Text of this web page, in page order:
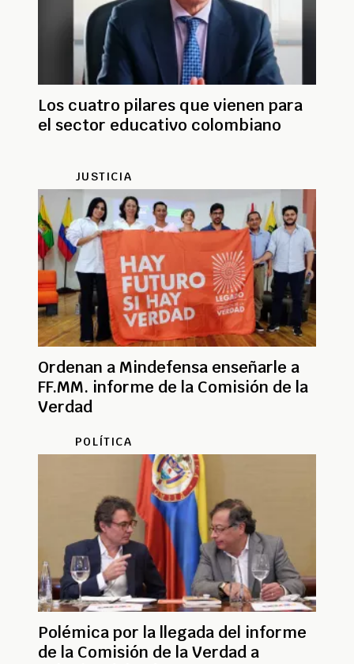
Los cuatro pilares que vienen para
el sector educativo colombiano
JUSTICIA
Ordenan a Mindefensa enseñarle a
FF.MM. informe de la Comisión de la
Verdad
POLÍTICA
Polémica por la llegada del informe
de la Comisión de la Verdad a